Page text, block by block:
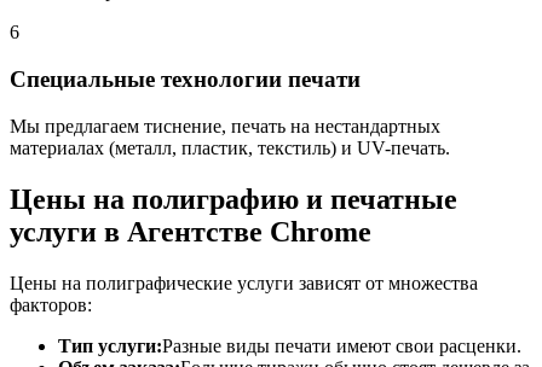
6
Специальные технологии печати
Мы предлагаем тиснение, печать на нестандартных
материалах (металл, пластик, текстиль) и UV-печать.
Цены на полиграфию и печатные
услуги в Агентстве Chrome
Цены на полиграфические услуги зависят от множества
факторов:
Тип услуги:Разные виды печати имеют свои расценки.